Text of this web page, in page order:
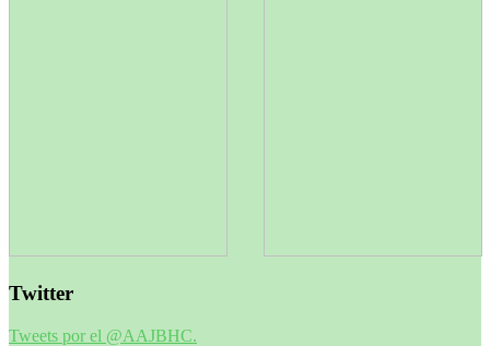
Twitter
Tweets por el @AAJBHC.